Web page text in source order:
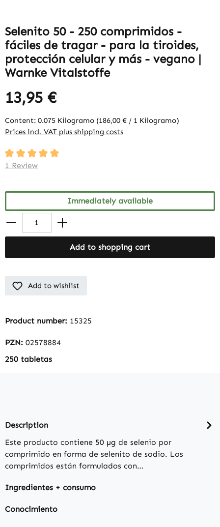
Selenito 50 - 250 comprimidos -
fáciles de tragar - para la tiroides,
protección celular y más - vegano |
Warnke Vitalstoffe
13,95 €
Content: 0.075 Kilogramo (186,00 € / 1 Kilogramo)
Prices incl. VAT plus shipping costs
Average rating of 5 out of 5 stars
1 Review
Immediately available
Add to shopping cart
Add to wishlist
Product number: 15325
PZN: 02578884
250 tabletas
Description
Este producto contiene 50 µg de selenio por
comprimido en forma de selenito de sodio. Los
comprimidos están formulados con…
Ingredientes + consumo
Conocimiento